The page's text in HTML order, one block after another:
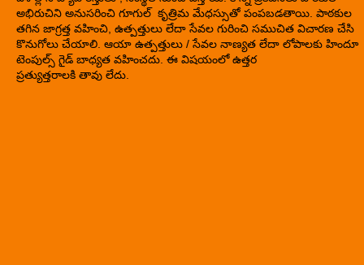
అభిరుచిని అనుసరించి గూగుల్ కృత్రిమ మేధస్సుతో పంపబడతాయి. పాఠకుల
తగిన జాగ్రత్త వహించి, ఉత్పత్తులు లేదా సేవల గురించి సముచిత విచారణ చేసి
కొనుగోలు చేయాలి. ఆయా ఉత్పత్తులు / సేవల నాణ్యత లేదా లోపాలకు హిందూ
టెంపుల్స్ గైడ్ బాధ్యత వహించదు. ఈ విషయంలో ఉత్తర
ప్రత్యుత్తరాలకి తావు లేదు.